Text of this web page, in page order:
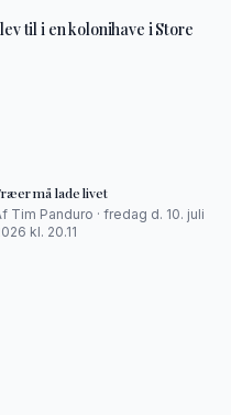
til i en kolonihave i Store
må lade livet
Tim Panduro · fredag d. 10. juli
kl. 20.11